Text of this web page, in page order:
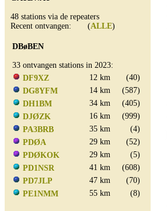
48 stations via de repeaters
Recent ontvangen: (ALLE)
DBøBEN
33 ontvangen stations in 2023:
DF9XZ
12 km
(40)
DG8YFM
14 km
(587)
DH1BM
34 km
(405)
DJØZK
16 km
(999)
PA3BRB
35 km
(4)
PDØA
29 km
(52)
PDØKOK
29 km
(5)
PD1NSR
41 km
(608)
PD7JLP
47 km
(70)
PE1NMM
55 km (8)